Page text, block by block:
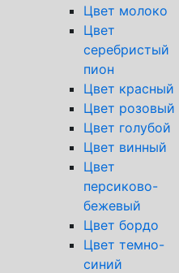
Цвет молоко
Цвет
серебристый
пион
Цвет красный
Цвет розовый
Цвет голубой
Цвет винный
Цвет
персиково-
бежевый
Цвет бордо
Цвет темно-
синий